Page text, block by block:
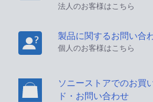
法人のお客様はこちら
製品に関するお問い合
個人のお客様はこちら
ソニーストアでのお買
ド・お問い合わせ